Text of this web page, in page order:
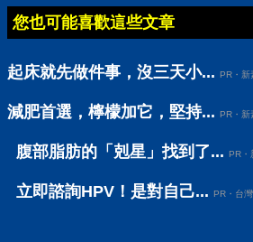
您也可能喜歡這些文章
起床就先做件事，沒三天小... PR・新
減肥首選，檸檬加它，堅持... PR・新
腹部脂肪的「剋星」找到了... PR・
立即諮詢HPV！是對自己... PR・台